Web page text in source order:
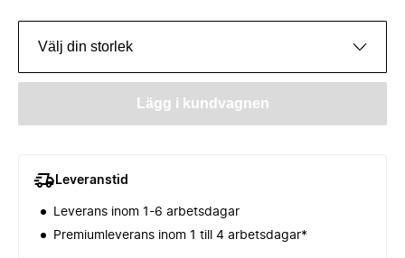
Välj din storlek
Lägg i kundvagnen
Leveranstid
Leverans inom 1-6 arbetsdagar
Premiumleverans inom 1 till 4 arbetsdagar*